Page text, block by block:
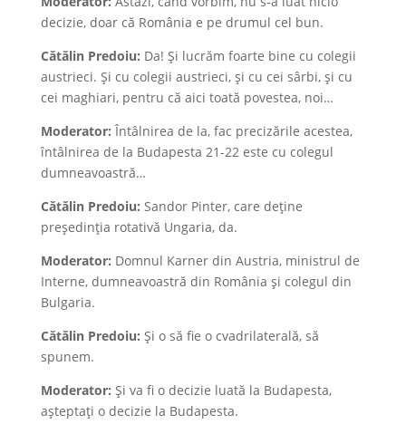
decizie, doar că România e pe drumul cel bun.
Cătălin Predoiu: Da! Și lucrăm foarte bine cu colegii
austrieci. Și cu colegii austrieci, și cu cei sârbi, și cu
cei maghiari, pentru că aici toată povestea, noi…
Moderator: Întâlnirea de la, fac precizările acestea,
întâlnirea de la Budapesta 21-22 este cu colegul
dumneavoastră…
Cătălin Predoiu: Sandor Pinter, care deține
președinția rotativă Ungaria, da.
Moderator: Domnul Karner din Austria, ministrul de
Interne, dumneavoastră din România și colegul din
Bulgaria.
Cătălin Predoiu: Și o să fie o cvadrilaterală, să
spunem.
Moderator: Și va fi o decizie luată la Budapesta,
așteptați o decizie la Budapesta.